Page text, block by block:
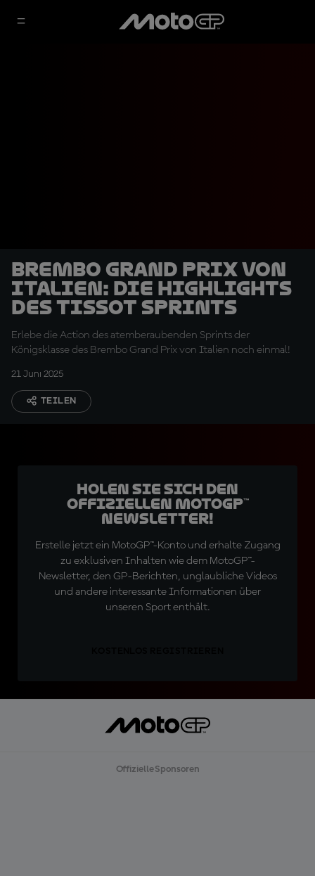
Brembo Grand Prix von
Italien: Die Highlights
des Tissot Sprints
Erlebe die Action des atemberaubenden Sprints der
Königsklasse des Brembo Grand Prix von Italien noch einmal!
21 Juni 2025
TEILEN
Holen Sie sich den
offiziellen MotoGP™
Newsletter!
Erstelle jetzt ein MotoGP™-Konto und erhalte Zugang
zu exklusiven Inhalten wie dem MotoGP™-
Newsletter, den GP-Berichten, unglaubliche Videos
und andere interessante Informationen über
unseren Sport enthält.
Offizielle Sponsoren